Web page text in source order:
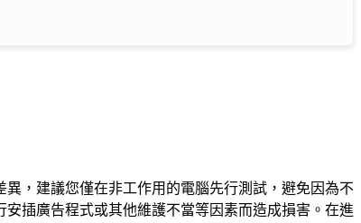
，建議您僅在非工作用的電腦先行測試，避免因為不
插廣告程式或其他維護不當等因素而造成損害。在進